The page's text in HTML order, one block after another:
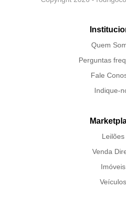
Quem
Perguntas
Fale
Indique-
Leilões
Venda
Imóveis
Veículos